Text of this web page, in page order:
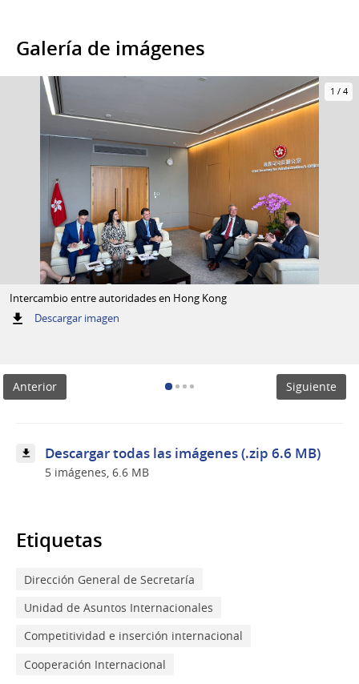
Galería de imágenes
1 / 4
Intercambio entre autoridades en Hong Kong
Descargar imagen:
Anterior Siguiente
Descargar todas las imágenes (.zip 6.6 MB)
5 imágenes, 6.6 MB
Etiquetas
Dirección General de Secretaría
Unidad de Asuntos Internacionales
Competitividad e inserción internacional
Cooperación Internacional